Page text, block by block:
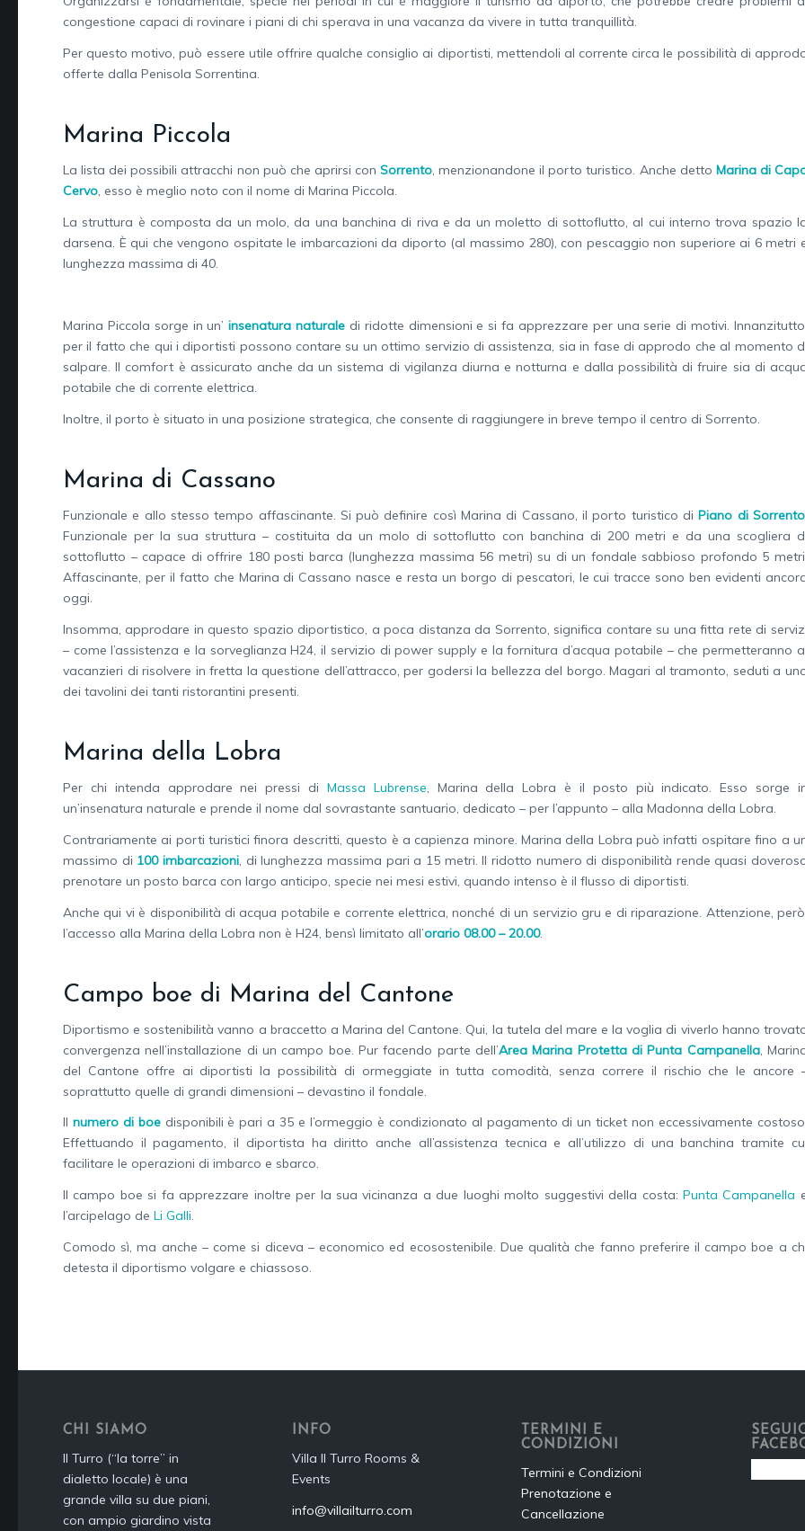
congestione capaci di rovinare i piani di chi sperava in una vacanza da vivere in tutta tranquillità.
Per questo motivo, può essere utile offrire qualche consiglio ai diportisti, mettendoli al corrente circa le possibilità di
offerte dalla Penisola Sorrentina.
Marina Piccola
La lista dei possibili attracchi non può che aprirsi conSorrento, menzionandone il porto turistico. Anche detto Marina di
Cervo, esso è meglio noto con il nome di Marina Piccola.
La struttura è composta da un molo, da una banchina di riva e da un moletto di sottoflutto, al cui interno trova spazio
darsena. È qui che vengono ospitate le imbarcazioni da diporto (al massimo 280), con pescaggio non superiore ai 6 metri
lunghezza massima di 40.
Marina Piccola sorge in un’insenatura naturale di ridotte dimensioni e si fa apprezzare per una serie di motivi.
per il fatto che qui i diportisti possono contare su un ottimo servizio di assistenza, sia in fase di approdo che al momento
salpare. Il comfort è assicurato anche da un sistema di vigilanza diurna e notturna e dalla possibilità di fruire sia di
potabile che di corrente elettrica.
Inoltre, il porto è situato in una posizione strategica, che consente di raggiungere in breve tempo il centro di Sorrento.
Marina di Cassano
Funzionale e allo stesso tempo affascinante. Si può definire così Marina di Cassano, il porto turistico diPiano di Sorrento
Funzionale per la sua struttura – costituita da un molo di sottoflutto con banchina di 200 metri e da una scogliera
sottoflutto – capace di offrire 180 posti barca (lunghezza massima 56 metri) su di un fondale sabbioso profondo 5
Affascinante, per il fatto che Marina di Cassano nasce e resta un borgo di pescatori, le cui tracce sono ben evidenti
oggi.
Insomma, approdare in questo spazio diportistico, a poca distanza da Sorrento, significa contare su una fitta rete di
– come l’assistenza e la sorveglianza H24, il servizio di power supply e la fornitura d’acqua potabile – che permetteranno
vacanzieri di risolvere in fretta la questione dell’attracco, per godersi la bellezza del borgo. Magari al tramonto, seduti a
dei tavolini dei tanti ristorantini presenti.
Marina della Lobra
Per chi intenda approdare nei pressi di Massa Lubrense, Marina della Lobra è il posto più indicato. Esso sorge
un’insenatura naturale e prende il nome dal sovrastante santuario, dedicato – per l’appunto – alla Madonna della Lobra.
Contrariamente ai porti turistici finora descritti, questo è a capienza minore. Marina della Lobra può infatti ospitare fino a
massimo di 100 imbarcazioni, di lunghezza massima pari a 15 metri. Il ridotto numero di disponibilità rende quasi
prenotare un posto barca con largo anticipo, specie nei mesi estivi, quando intenso è il flusso di diportisti.
Anche qui vi è disponibilità di acqua potabile e corrente elettrica, nonché di un servizio gru e di riparazione. Attenzione,
l’accesso alla Marina della Lobra non è H24, bensì limitato all’orario 08.00 – 20.00.
Campo boe di Marina del Cantone
Diportismo e sostenibilità vanno a braccetto a Marina del Cantone. Qui, la tutela del mare e la voglia di viverlo hanno
convergenza nell’installazione di un campo boe. Pur facendo parte dell’Area Marina Protetta di Punta Campanella,
del Cantone offre ai diportisti la possibilità di ormeggiate in tutta comodità, senza correre il rischio che le ancore
soprattutto quelle di grandi dimensioni – devastino il fondale.
Il numero di boedisponibili è pari a 35 e l’ormeggio è condizionato al pagamento di un ticket non eccessivamente
Effettuando il pagamento, il diportista ha diritto anche all’assistenza tecnica e all’utilizzo di una banchina tramite
facilitare le operazioni di imbarco e sbarco.
Il campo boe si fa apprezzare inoltre per la sua vicinanza a due luoghi molto suggestivi della costa:Punta Campanella
l’arcipelago de Li Galli.
Comodo sì, ma anche – come si diceva – economico ed ecosostenibile. Due qualità che fanno preferire il campo boe a
detesta il diportismo volgare e chiassoso.
CHI SIAMO
Il Turro (“la torre” in
dialetto locale) è una
grande villa su due piani,
con ampio giardino vista
INFO
Villa Il Turro Rooms &
Events
info@villailturro.com
TERMINI E
CONDIZIONI
Termini e Condizioni
Prenotazione e
Cancellazione